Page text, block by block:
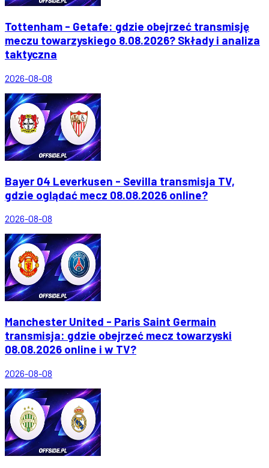
Tottenham - Getafe: gdzie obejrzeć transmisję
meczu towarzyskiego 8.08.2026? Składy i analiza
taktyczna
2026-08-08
Bayer 04 Leverkusen - Sevilla transmisja TV,
gdzie oglądać mecz 08.08.2026 online?
2026-08-08
Manchester United - Paris Saint Germain
transmisja: gdzie obejrzeć mecz towarzyski
08.08.2026 online i w TV?
2026-08-08